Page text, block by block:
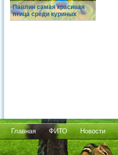
Павлин самая красивая
птица среди куриных
Главная ФИТО Новости